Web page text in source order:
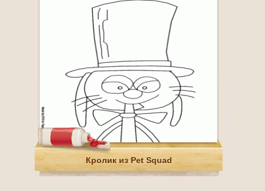
Кролик из Pet Squad